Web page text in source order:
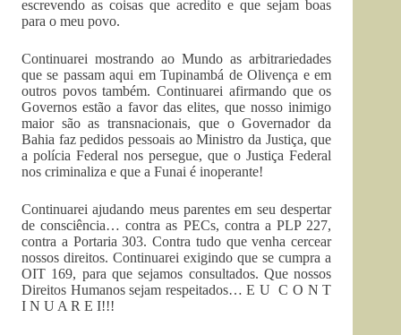
escrevendo as coisas que acredito e que sejam boas
para o meu povo.
Continuarei mostrando ao Mundo as arbitrariedades
que se passam aqui em Tupinambá de Olivença e em
outros povos também. Continuarei afirmando que os
Governos estão a favor das elites, que nosso inimigo
maior são as transnacionais, que o Governador da
Bahia faz pedidos pessoais ao Ministro da Justiça, que
a polícia Federal nos persegue, que o Justiça Federal
nos criminaliza e que a Funai é inoperante!
Continuarei ajudando meus parentes em seu despertar
de consciência… contra as PECs, contra a PLP 227,
contra a Portaria 303. Contra tudo que venha cercear
nossos direitos. Continuarei exigindo que se cumpra a
OIT 169, para que sejamos consultados. Que nossos
Direitos Humanos sejam respeitados… E U C O N T
I N U A R E I!!!